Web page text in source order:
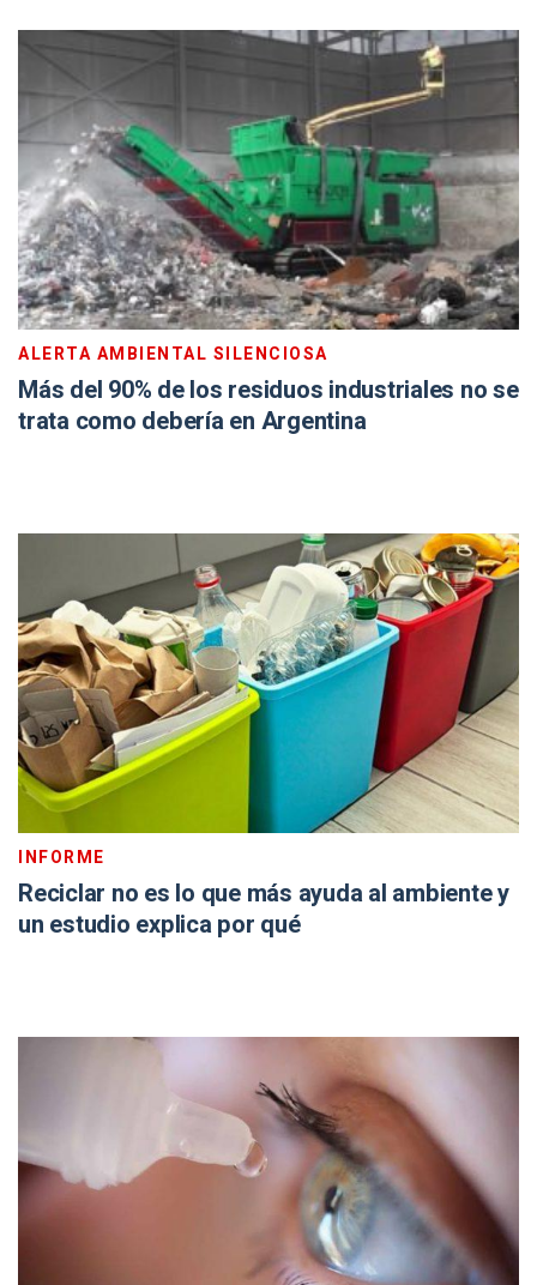
ALERTA AMBIENTAL SILENCIOSA
Más del 90% de los residuos industriales no se
trata como debería en Argentina
INFORME
Reciclar no es lo que más ayuda al ambiente y
un estudio explica por qué